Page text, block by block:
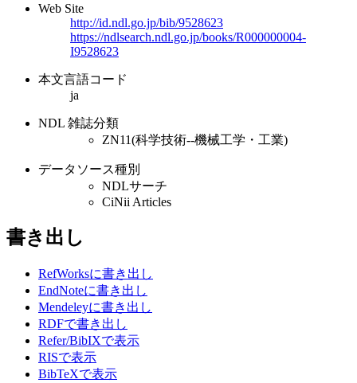
Web Site
http://id.ndl.go.jp/bib/9528623
https://ndlsearch.ndl.go.jp/books/R000000004-
I9528623
本文言語コード
ja
NDL 雑誌分類
ZN11(科学技術--機械工学・工業)
データソース種別
NDLサーチ
CiNii Articles
書き出し
RefWorksに書き出し
EndNoteに書き出し
Mendeleyに書き出し
RDFで書き出し
Refer/BibIXで表示
RISで表示
BibTeXで表示